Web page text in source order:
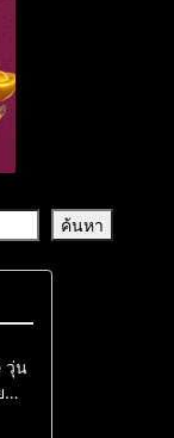
ค้นหา
วุ่น